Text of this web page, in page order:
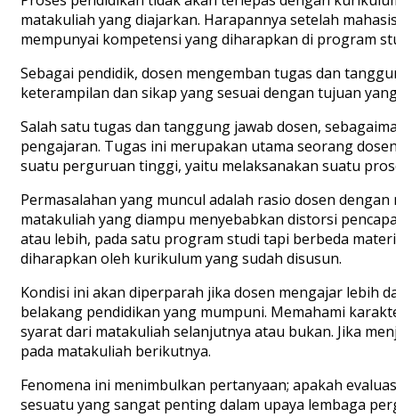
matakuliah yang diajarkan. Harapannya setelah
mempunyai kompetensi yang diharapkan di program
Sebagai pendidik, dosen mengemban tugas dan
keterampilan dan sikap yang sesuai dengan tujuan
Salah satu tugas dan tanggung jawab dosen,
pengajaran. Tugas ini merupakan utama seorang
suatu perguruan tinggi, yaitu melaksanakan suatu
Permasalahan yang muncul adalah rasio dosen
matakuliah yang diampu menyebabkan distorsi
atau lebih, pada satu program studi tapi berbeda
diharapkan oleh kurikulum yang sudah disusun.
Kondisi ini akan diperparah jika dosen mengajar lebih
belakang pendidikan yang mumpuni. Memahami
syarat dari matakuliah selanjutnya atau bukan. Jika
pada matakuliah berikutnya.
Fenomena ini menimbulkan pertanyaan; apakah
sesuatu yang sangat penting dalam upaya lembaga